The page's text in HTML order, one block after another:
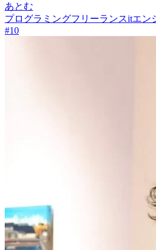
あとむ
プログラミングフリーランスitエン
#10